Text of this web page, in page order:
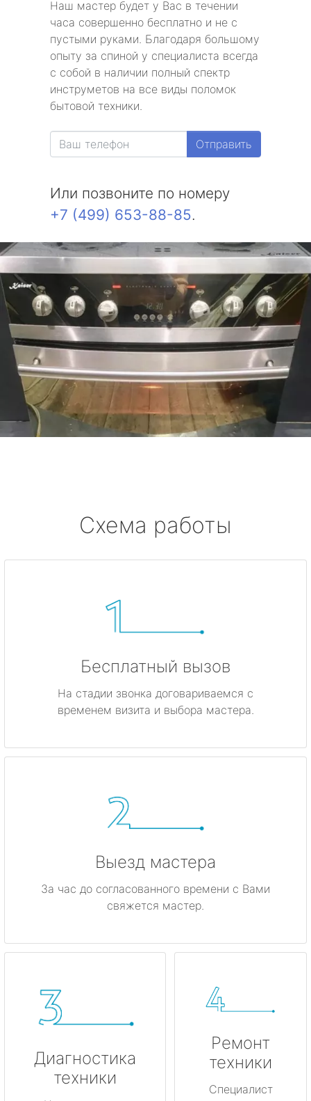
Наш мастер будет у Вас в течении
часа совершенно бесплатно и не с
пустыми руками. Благодаря большому
опыту за спиной у специалиста всегда
с собой в наличии полный спектр
инструметов на все виды поломок
бытовой техники.
Отправить
Или позвоните по номеру
+7 (499) 653-88-85.
Схема работы
Бесплатный вызов
На стадии звонка договариваемся с
временем визита и выбора мастера.
Выезд мастера
За час до согласованного времени с Вами
свяжется мастер.
Диагностика
техники
Ремонт
техники
Специалист